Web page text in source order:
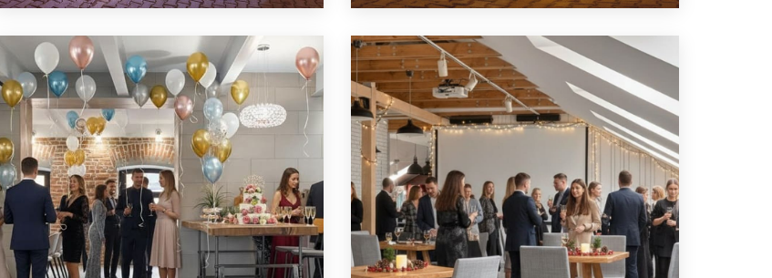
ЛОФТ ДЛЯ ВЫПУСКНОГО
ВЕЧЕРА
ПОДРОБНЕЕ
ЛОФТ ДЛЯ ВЕЧЕРИНКИ С
ДРУЗЬЯМИ
ПОДРОБНЕЕ